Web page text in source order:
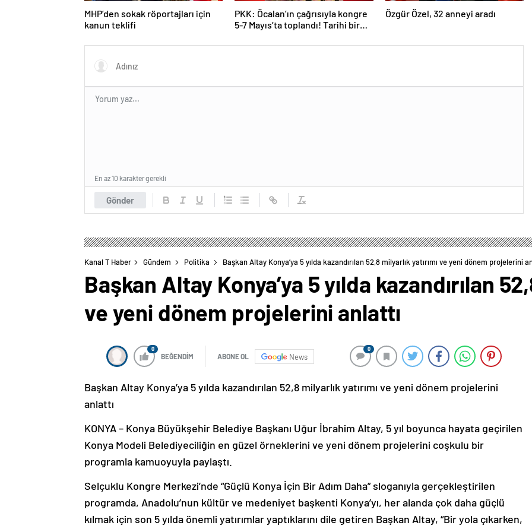
MHP’den sokak röportajları için
kanun teklifi
PKK: Öcalan’ın çağrısıyla kongre
5-7 Mayıs’ta toplandı! Tarihi bir
Özgür Özel, 32 anneyi aradı
Gönder
En az 10 karakter gerekli
Kanal T Haber Gündem Politika Başkan Altay Konya’ya 5 yılda kazandırılan 52,8 milyarlık yatırımı ve yeni dönem projelerini
Başkan Altay Konya’ya 5 yılda kazandırılan
ve yeni dönem projelerini anlattı
0
BEĞENDİM ABONE OL News
0
Başkan Altay Konya’ya 5 yılda kazandırılan 52,8 milyarlık yatırımı ve yeni dönem projelerini
anlattı
KONYA – Konya Büyükşehir Belediye Başkanı Uğur İbrahim Altay, 5 yıl boyunca hayata geçirilen
Konya Modeli Belediyeciliğin en güzel örneklerini ve yeni dönem projelerini coşkulu bir
programla kamuoyuyla paylaştı.
Selçuklu Kongre Merkezi’nde “Güçlü Konya İçin Bir Adım Daha” sloganıyla gerçekleştirilen
programda, Anadolu’nun kültür ve medeniyet başkenti Konya’yı, her alanda çok daha güçlü
kılmak için son 5 yılda önemli yatırımlar yaptıklarını dile getiren Başkan Altay, “Bir yola çıkarken,